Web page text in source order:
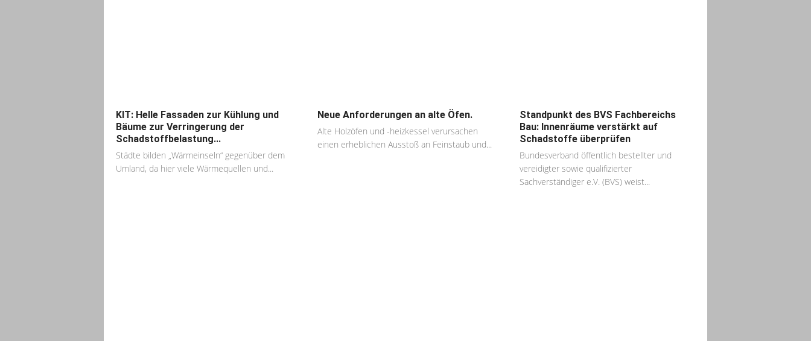
KIT: Helle Fassaden zur Kühlung und
Bäume zur Verringerung der
Schadstoffbelastung...
Städte bilden „Wärmeinseln“ gegenüber dem
Umland, da hier viele Wärmequellen und...
Neue Anforderungen an alte Öfen.
Alte Holzöfen und -heizkessel verursachen
einen erheblichen Ausstoß an Feinstaub und...
Standpunkt des BVS Fachbereichs
Bau: Innenräume verstärkt auf
Schadstoffe überprüfen
Bundesverband öffentlich bestellter und
vereidigter sowie qualifizierter
Sachverständiger e.V. (BVS) weist...